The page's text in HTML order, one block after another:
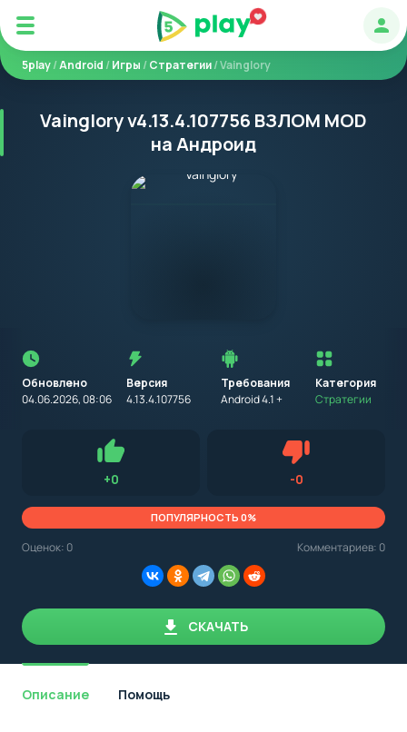
5play/Android /Игры /Стратегии/ Vainglory
Vainglory v4.13.4.107756 ВЗЛОМ MOD
на Андроид
Обновлено
04.06.2026, 08:06
Версия
4.13.4.107756
Требования
Android 4.1 +
установкой
приложения
на
устройство
с
указываем
минимальные
необходимые
Категория
Стратегии
обращать внимание на установленную версию Android
OS. Мы указываем минимально необходимую версию для
+0Нравится -0Не нравится
ПОПУЛЯРНОСТЬ 0%
Оценок: 0 Комментариев: 0
СКАЧАТЬ
Описание Помощь